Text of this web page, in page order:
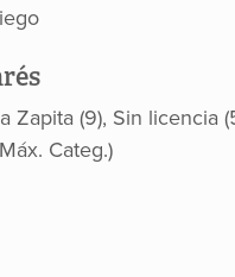
Zapita (9), Sin licencia
Categ.)